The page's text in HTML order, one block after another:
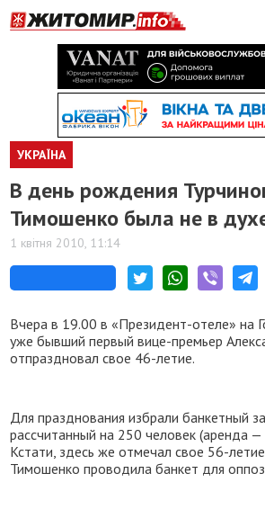
УКРАЇНА
В день рождения
Тимошенко была не в
1 квітня 2010, 11:14
Вчера в 19.00 в «Президент-отеле» на
уже бывший первый вице-премьер
отпраздновал свое 46-летие.
Для празднования избрали банкетный
рассчитанный на 250 человек (аренда —
Кстати, здесь же отмечал свое 56-
Тимошенко проводила банкет для